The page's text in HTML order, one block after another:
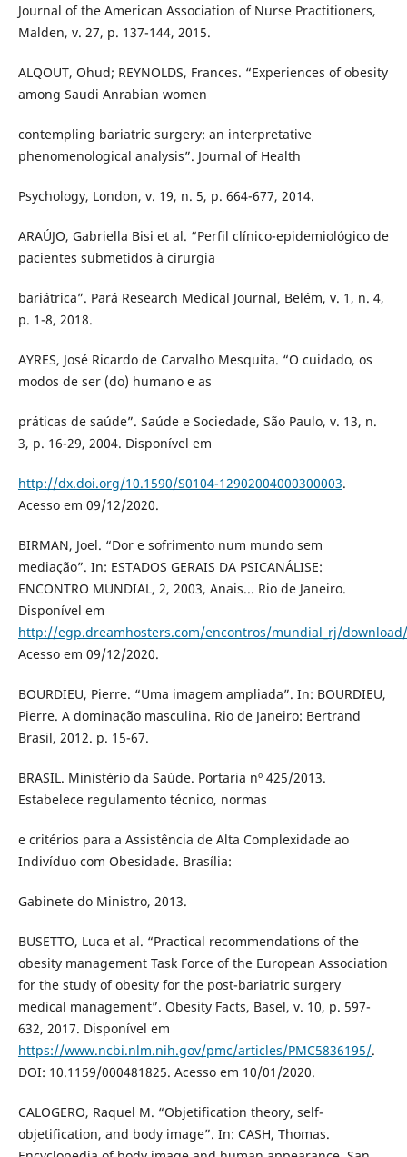
Journal of the American Association of Nurse Practitioners,
Malden, v. 27, p. 137-144, 2015.
ALQOUT, Ohud; REYNOLDS, Frances. “Experiences of obesity
among Saudi Anrabian women
contempling bariatric surgery: an interpretative
phenomenological analysis”. Journal of Health
Psychology, London, v. 19, n. 5, p. 664-677, 2014.
ARAÚJO, Gabriella Bisi et al. “Perfil clínico-epidemiológico de
pacientes submetidos à cirurgia
bariátrica”. Pará Research Medical Journal, Belém, v. 1, n. 4,
p. 1-8, 2018.
AYRES, José Ricardo de Carvalho Mesquita. “O cuidado, os
modos de ser (do) humano e as
práticas de saúde”. Saúde e Sociedade, São Paulo, v. 13, n.
3, p. 16-29, 2004. Disponível em
http://dx.doi.org/10.1590/S0104-12902004000300003.
Acesso em 09/12/2020.
BIRMAN, Joel. “Dor e sofrimento num mundo sem
mediação”. In: ESTADOS GERAIS DA PSICANÁLISE:
ENCONTRO MUNDIAL, 2, 2003, Anais... Rio de Janeiro.
Disponível em
http://egp.dreamhosters.com/encontros/mundial_rj/download/
Acesso em 09/12/2020.
BOURDIEU, Pierre. “Uma imagem ampliada”. In: BOURDIEU,
Pierre. A dominação masculina. Rio de Janeiro: Bertrand
Brasil, 2012. p. 15-67.
BRASIL. Ministério da Saúde. Portaria nº 425/2013.
Estabelece regulamento técnico, normas
e critérios para a Assistência de Alta Complexidade ao
Indivíduo com Obesidade. Brasília:
Gabinete do Ministro, 2013.
BUSETTO, Luca et al. “Practical recommendations of the
obesity management Task Force of the European Association
for the study of obesity for the post-bariatric surgery
medical management”. Obesity Facts, Basel, v. 10, p. 597-
632, 2017. Disponível em
https://www.ncbi.nlm.nih.gov/pmc/articles/PMC5836195/.
DOI: 10.1159/000481825. Acesso em 10/01/2020.
CALOGERO, Raquel M. “Objetification theory, self-
objetification, and body image”. In: CASH, Thomas.